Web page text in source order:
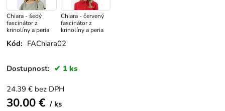
Chiara - šedý
fascinátor z
krinolíny a peria
Chiara - červený
fascinátor z
krinolíny a peria
Kód: FAChiara02
Dostupnosť: 1 ks
24.39 € bez DPH
30.00€ ks